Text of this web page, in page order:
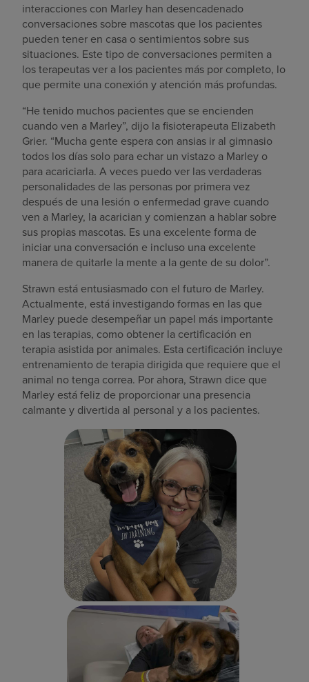
interacciones con Marley han desencadenado
conversaciones sobre mascotas que los pacientes
pueden tener en casa o sentimientos sobre sus
situaciones. Este tipo de conversaciones permiten a
los terapeutas ver a los pacientes más por completo, lo
que permite una conexión y atención más profundas.
“He tenido muchos pacientes que se encienden
cuando ven a Marley”, dijo la fisioterapeuta Elizabeth
Grier. “Mucha gente espera con ansias ir al gimnasio
todos los días solo para echar un vistazo a Marley o
para acariciarla. A veces puedo ver las verdaderas
personalidades de las personas por primera vez
después de una lesión o enfermedad grave cuando
ven a Marley, la acarician y comienzan a hablar sobre
sus propias mascotas. Es una excelente forma de
iniciar una conversación e incluso una excelente
manera de quitarle la mente a la gente de su dolor”.
Strawn está entusiasmado con el futuro de Marley.
Actualmente, está investigando formas en las que
Marley puede desempeñar un papel más importante
en las terapias, como obtener la certificación en
terapia asistida por animales. Esta certificación incluye
entrenamiento de terapia dirigida que requiere que el
animal no tenga correa. Por ahora, Strawn dice que
Marley está feliz de proporcionar una presencia
calmante y divertida al personal y a los pacientes.